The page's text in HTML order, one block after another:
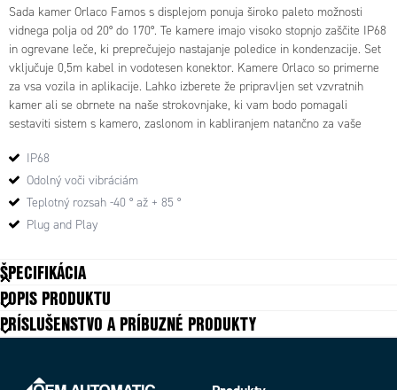
Sada kamer Orlaco Famos s displejom ponuja široko paleto možnosti
vidnega polja od 20° do 170°. Te kamere imajo visoko stopnjo zaščite IP68
in ogrevane leče, ki preprečujejo nastajanje poledice in kondenzacije. Set
vključuje 0,5m kabel in vodotesen konektor. Kamere Orlaco so primerne
za vsa vozila in aplikacije. Lahko izberete že pripravljen set vzvratnih
kamer ali se obrnete na naše strokovnjake, ki vam bodo pomagali
sestaviti sistem s kamero, zaslonom in kabliranjem natančno za vaše
IP68
Odolný voči vibráciám
Teplotný rozsah -40 ° až + 85 °
Plug and Play
ŠPECIFIKÁCIA
POPIS PRODUKTU
PRÍSLUŠENSTVO A PRÍBUZNÉ PRODUKTY